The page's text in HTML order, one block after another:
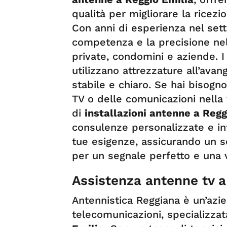
qualità per migliorare la
Con anni di esperienza nel
competenza e la precisione
private, condomini e aziende.
utilizzano attrezzature
stabile e chiaro. Se hai
TV o delle comunicazioni
di installazioni antenne a
consulenze personalizzate e
tue esigenze, assicurando un
per un segnale perfetto e una
Assistenza antenne tv
Antennistica Reggiana è
telecomunicazioni,